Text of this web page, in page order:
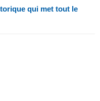
qui met tout le